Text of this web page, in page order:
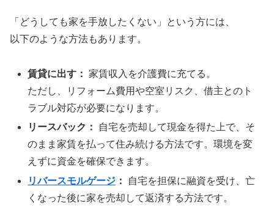
「どうしても家を手放したくない」という方には、
以下のような方法もあります。
賃貸に出す： 家賃収入を介護費に充てる。
ただし、リフォーム費用や空室リスク、借主とのト
ラブル対応が必要になります。
リースバック：
自宅を売却して現金を得た上で、そ
のまま家賃を払って住み続ける方法です。環境を変
えずに資金を確保できます。
リバースモルゲージ ：
自宅を担保に融資を受け、亡
くなった後に家を売却して返済する方法です。